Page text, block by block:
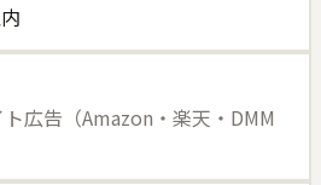
広告（Amazon・楽天・DMM